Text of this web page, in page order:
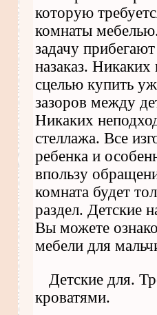
которую
комнаты
задачу
назаказ.
сцелью купить
зазоров между
Никаких
стеллажа. Все
ребенка и
впользу
комната будет
раздел. Детские
Вы можете
мебели для
Детские для.
кроватями.